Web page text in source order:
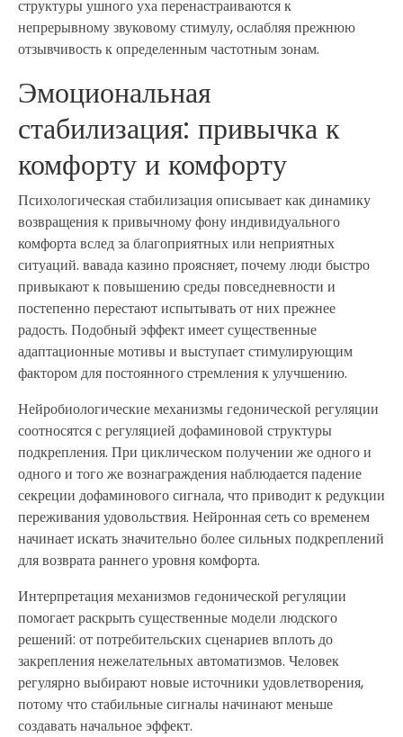
структуры ушного уха перенастраиваются к
непрерывному звуковому стимулу, ослабляя прежнюю
отзывчивость к определенным частотным зонам.
Эмоциональная
стабилизация: привычка к
комфорту и комфорту
Психологическая стабилизация описывает как динамику
возвращения к привычному фону индивидуального
комфорта вслед за благоприятных или неприятных
ситуаций. вавада казино проясняет, почему люди быстро
привыкают к повышению среды повседневности и
постепенно перестают испытывать от них прежнее
радость. Подобный эффект имеет существенные
адаптационные мотивы и выступает стимулирующим
фактором для постоянного стремления к улучшению.
Нейробиологические механизмы гедонической регуляции
соотносятся с регуляцией дофаминовой структуры
подкрепления. При циклическом получении же одного и
одного и того же вознаграждения наблюдается падение
секреции дофаминового сигнала, что приводит к редукции
переживания удовольствия. Нейронная сеть со временем
начинает искать значительно более сильных подкреплений
для возврата раннего уровня комфорта.
Интерпретация механизмов гедонической регуляции
помогает раскрыть существенные модели людского
решений: от потребительских сценариев вплоть до
закрепления нежелательных автоматизмов. Человек
регулярно выбирают новые источники удовлетворения,
потому что стабильные сигналы начинают меньше
создавать начальное эффект.